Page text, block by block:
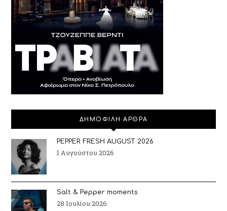
ΔΗΜΟΦΙΛΗ ΑΡΘΡΑ
PEPPER FRESH AUGUST 2026
1 Αυγούστου 2026
Salt & Pepper moments
28 Ιουλίου 2026